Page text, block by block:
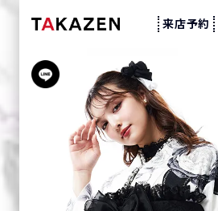
来店予約